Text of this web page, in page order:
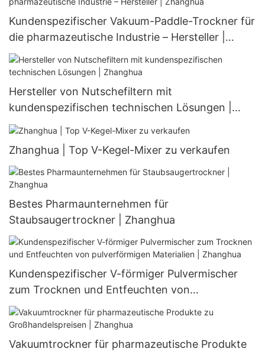
Kundenspezifischer Vakuum-Paddle-Trockner für
die pharmazeutische Industrie – Hersteller |
Zhanghua
Hersteller von Nutschefiltern mit
kundenspezifischen technischen Lösungen |
Zhanghua
Zhanghua | Top V-Kegel-Mixer zu verkaufen
Bestes Pharmaunternehmen für
Staubsaugertrockner | Zhanghua
Kundenspezifischer V-förmiger Pulvermischer
zum Trocknen und Entfeuchten von
pulverförmigen Materialien | Zhanghua
Vakuumtrockner für pharmazeutische Produkte